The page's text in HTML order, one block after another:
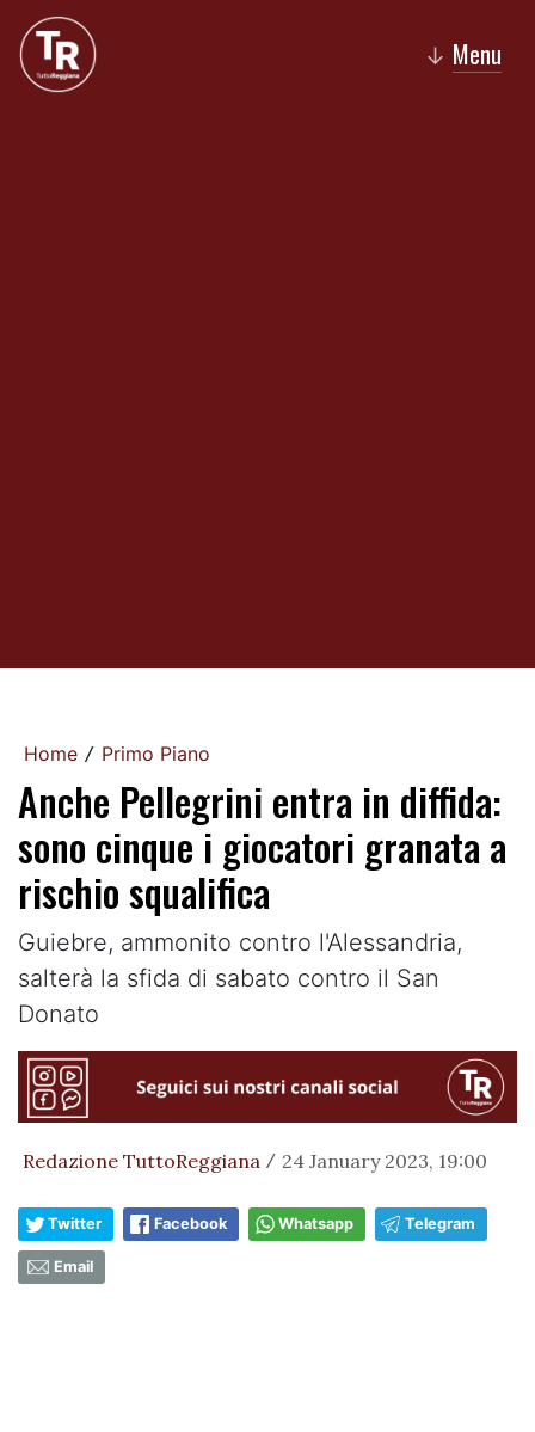
↓ Menu
Home / Primo Piano
Anche Pellegrini entra in diffida:
sono cinque i giocatori granata a
rischio squalifica
Guiebre, ammonito contro l'Alessandria,
salterà la sfida di sabato contro il San
Donato
Redazione TuttoReggiana / 24 January 2023, 19:00
Twitter Facebook Whatsapp Telegram
Email